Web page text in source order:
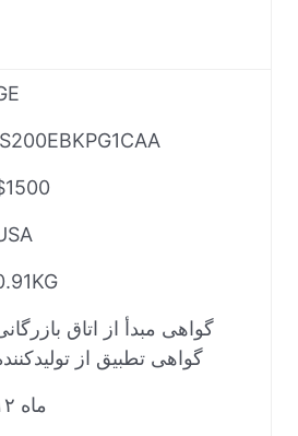
گواهی مبدأ از اتاق
گواهی تطبیق از
۱۲ ماه